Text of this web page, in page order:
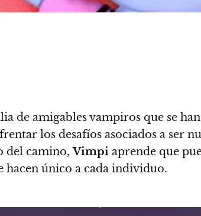
de amigables vampiros que se
los desafíos asociados a ser
del camino,Vimpi aprende que
hacen único a cada individuo.